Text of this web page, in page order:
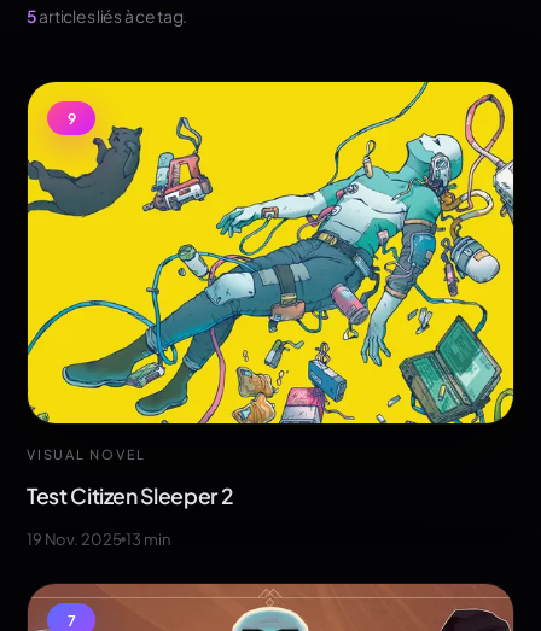
5articles liés à ce tag.
9
VISUAL NOVEL
Test Citizen Sleeper 2
19 Nov. 2025 13 min
7